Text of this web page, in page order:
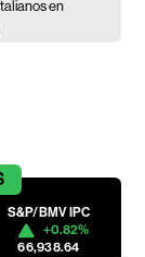
en
S&P/BMV IPC
+0.82%
66,938.64